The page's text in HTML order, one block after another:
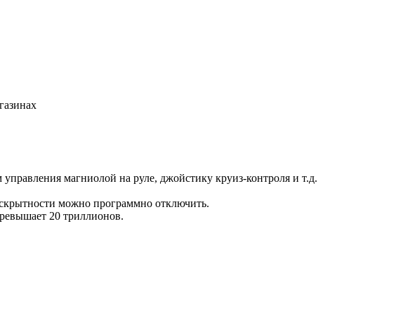
магниолой на руле, джойстику круиз-контроля и т.д.
можно программно отключить.
20 триллионов.